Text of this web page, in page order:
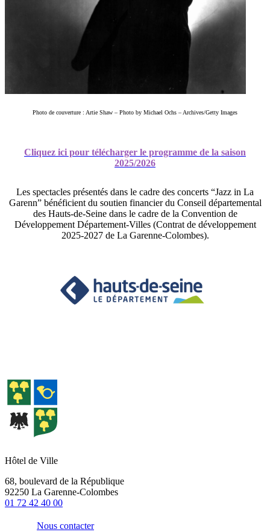
Photo de couverture : Artie Shaw – Photo by Michael Ochs – Archives/Getty Images
Cliquez ici pour télécharger le programme de la saison
2025/2026
Les spectacles présentés dans le cadre des concerts “Jazz in La
Garenn” bénéficient du soutien financier du Conseil départemental
des Hauts-de-Seine dans le cadre de la Convention de
Développement Département-Villes (Contrat de développement
2025-2027 de La Garenne-Colombes).
Hôtel de Ville
68, boulevard de la République
92250 La Garenne-Colombes
01 72 42 40 00
Nous contacter